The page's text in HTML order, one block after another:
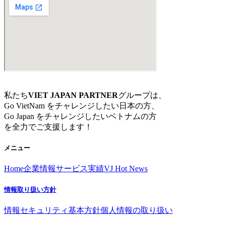
私たちVIET JAPAN PARTNERグループは、
Go VietNam をチャレンジしたい日本の方、
Go Japan をチャレンジしたいベトナムの方
を全力でご支援します！
メニュー
Home企業情報サービス実績VJ Hot News
情報取り扱い方針
情報セキュリティ基本方針個人情報の取り扱い